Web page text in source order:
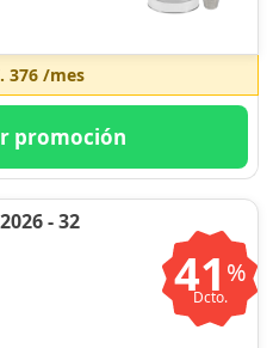
376/mes
promoción
- 32
41 %
Dcto.